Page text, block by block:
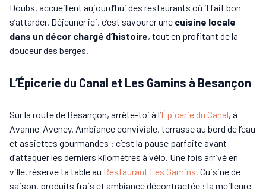
Doubs, accueillent aujourd’hui des restaurants où il fait bon
s’attarder. Déjeuner ici, c’est savourer une cuisine locale
dans un décor chargé d’histoire, tout en profitant de la
douceur des berges.
L’Épicerie du Canal et Les Gamins à Besançon
Sur la route de Besançon, arrête-toi à l’Épicerie du Canal, à
Avanne-Aveney. Ambiance conviviale, terrasse au bord de l’eau
et assiettes gourmandes : c’est la pause parfaite avant
d’attaquer les derniers kilomètres à vélo. Une fois arrivé en
ville, réserve ta table au Restaurant Les Gamins. Cuisine de
saison, produits frais et ambiance décontractée : la meilleure